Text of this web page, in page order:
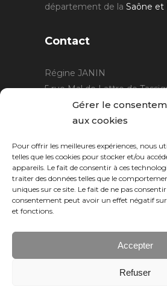
Gérer le
aux cookies
Pour offrir les meilleures expériences, nous
telles que les cookies pour stocker et/ou
appareils. Le fait de consentir à ces
traiter des données telles que le
uniques sur ce site. Le fait de ne pas
consentement peut avoir un effet négatif
et fonctions.
Accepter
Refuser
département de la Saône et
Contact
Régine JANIN
5 rue Mal de Lattre de
21220 Gevrey Chambertin
06 15 15 80 29
Horaires :sur rendez-vous.